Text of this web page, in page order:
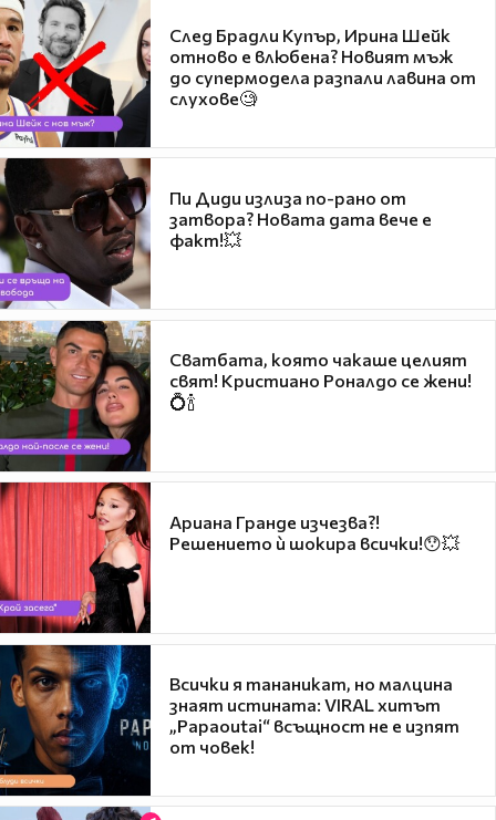
След Брадли Купър, Ирина Шейк
отново е влюбена? Новият мъж
до супермодела разпали лавина от
слухове🧐
Пи Диди излиза по-рано от
затвора? Новата дата вече е
факт!💥
Сватбата, която чакаше целият
свят! Кристиано Роналдо се жени!
💍🍾
Ариана Гранде изчезва?!
Решението ѝ шокира всички!😯💥
Всички я тананикат, но малцина
знаят истината: VIRAL хитът
„Papaoutai“ всъщност не е изпят
от човек!